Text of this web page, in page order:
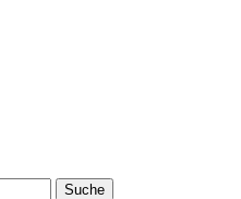
Suche